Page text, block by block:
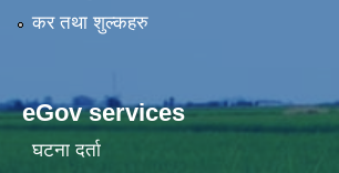
कर तथा शुल्कहरु
eGov services
घटना दर्ता